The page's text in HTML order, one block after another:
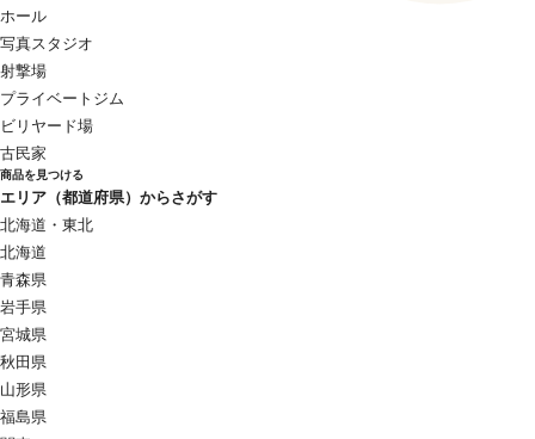
ホール
写真スタジオ
射撃場
プライベートジム
ビリヤード場
古民家
商品を見つける
エリア（都道府県）からさがす
北海道・東北
北海道
青森県
岩手県
宮城県
秋田県
山形県
福島県